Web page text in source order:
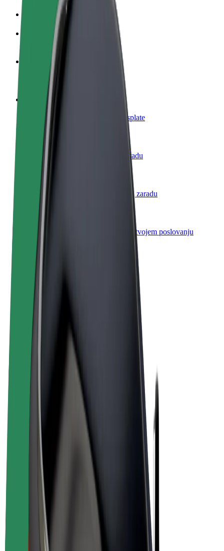
Kako se pridružiti
Često postavljana pitanja
Postani vozač
Zarađuj po vlastitim uvjetima
Postani dostavljač
Dostavljaj hranu i primaj tjedne isplate
Dodaj restoran ili trgovinu
Dosegni više kupaca i povećaj zaradu
Registriraj se kao vlasnik flote
Dodaj svoju flotu na Bolt i povećaj zaradu
Bolt for Business
Bolt proizvodi i usluge prilagođeni tvojem poslovanju
Uvjeti i odredbe
Privatnost
© 2026 Bolt Technology OÜ
Bolt for Business
Električni bicikli
Bolt Plus
Zarađuj uz Bolt
Vozači